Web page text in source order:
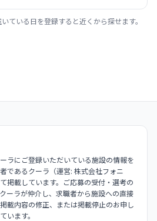
ている日を登録すると近くから探せます。
ラにご登録いただいている施設の情報を
であるクーラ（運営: 株式会社フォニ
掲載しています。ご応募の受付・選考の
ーラが仲介し、求職者から施設への直接
載内容の修正、または掲載停止のお申し
います。